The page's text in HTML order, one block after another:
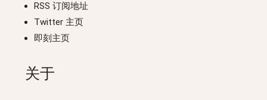
RSS 订阅地址
Twitter 主页
即刻主页
关于